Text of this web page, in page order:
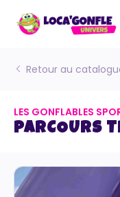
Retour au
LES GONFLABLES
PARCOURS